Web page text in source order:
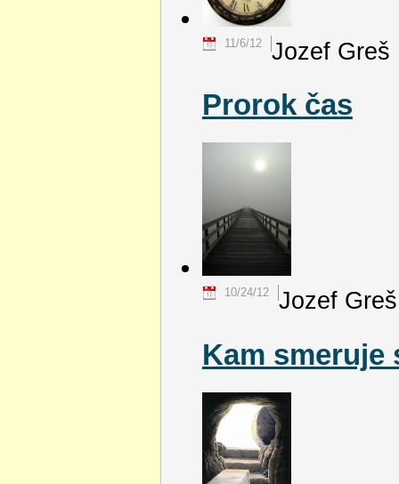
Jozef Greš
11/6/12
Prorok čas
Jozef Greš
10/24/12
Kam smeruje